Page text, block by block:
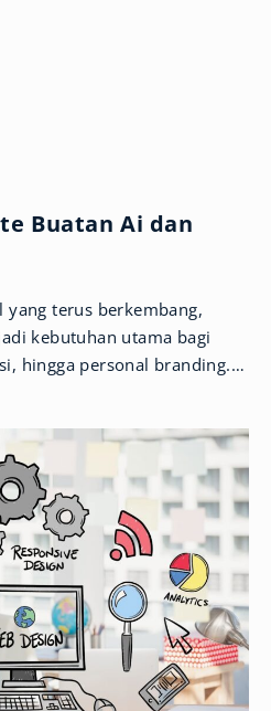
Buatan Ai dan
yang terus berkembang,
kebutuhan utama bagi
hingga personal branding.